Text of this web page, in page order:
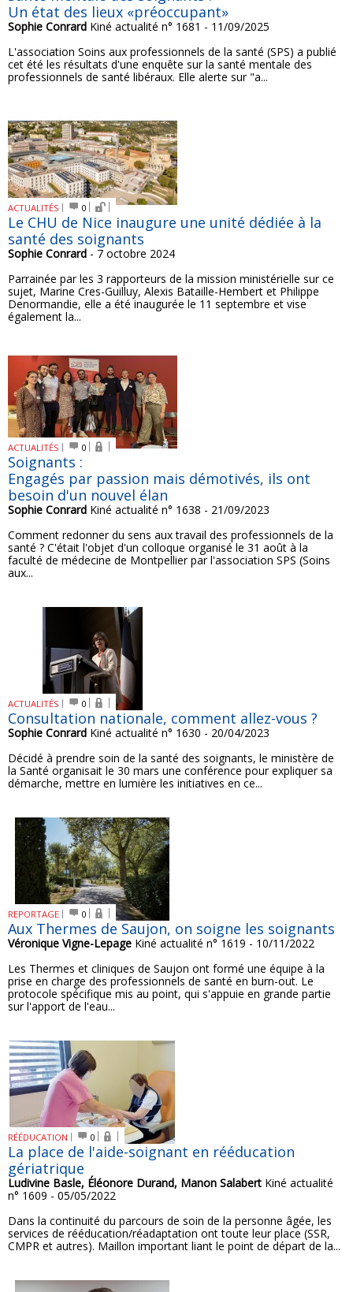
Un état des lieux «préoccupant»
Sophie Conrard Kiné actualité n° 1681 - 11/09/2025
L'association Soins aux professionnels de la santé (SPS) a publié
cet été les résultats d'une enquête sur la santé mentale des
professionnels de santé libéraux. Elle alerte sur "a...
ACTUALITÉS 0
Le CHU de Nice inaugure une unité dédiée à la
santé des soignants
Sophie Conrard - 7 octobre 2024
Parrainée par les 3 rapporteurs de la mission ministérielle sur ce
sujet, Marine Cres-Guilluy, Alexis Bataille-Hembert et Philippe
Denormandie, elle a été inaugurée le 11 septembre et vise
également la...
ACTUALITÉS 0
Soignants :
Engagés par passion mais démotivés, ils ont
besoin d'un nouvel élan
Sophie Conrard Kiné actualité n° 1638 - 21/09/2023
Comment redonner du sens aux travail des professionnels de la
santé ? C'était l'objet d'un colloque organisé le 31 août à la
faculté de médecine de Montpellier par l'association SPS (Soins
aux...
ACTUALITÉS 0
Consultation nationale, comment allez-vous ?
Sophie Conrard Kiné actualité n° 1630 - 20/04/2023
Décidé à prendre soin de la santé des soignants, le ministère de
la Santé organisait le 30 mars une conférence pour expliquer sa
démarche, mettre en lumière les initiatives en ce...
REPORTAGE 0
Aux Thermes de Saujon, on soigne les soignants
Véronique Vigne-Lepage Kiné actualité n° 1619 - 10/11/2022
Les Thermes et cliniques de Saujon ont formé une équipe à la
prise en charge des professionnels de santé en burn-out. Le
protocole spécifique mis au point, qui s'appuie en grande partie
sur l'apport de l'eau...
RÉÉDUCATION 0
La place de l'aide-soignant en rééducation
gériatrique
Ludivine Basle, Éléonore Durand, Manon Salabert Kiné actualité
n° 1609 - 05/05/2022
Dans la continuité du parcours de soin de la personne âgée, les
services de rééducation/réadaptation ont toute leur place (SSR,
CMPR et autres). Maillon important liant le point de départ de la...